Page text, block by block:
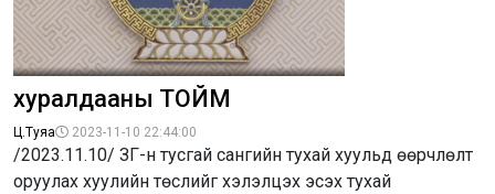
хуралдааны ТОЙМ
Ц.Туяа 2023-11-10 22:44:00
/2023.11.10/ ЗГ-н тусгай сангийн тухай хуульд өөрчлөлт
оруулах хуулийн төслийг хэлэлцэх эсэх тухай